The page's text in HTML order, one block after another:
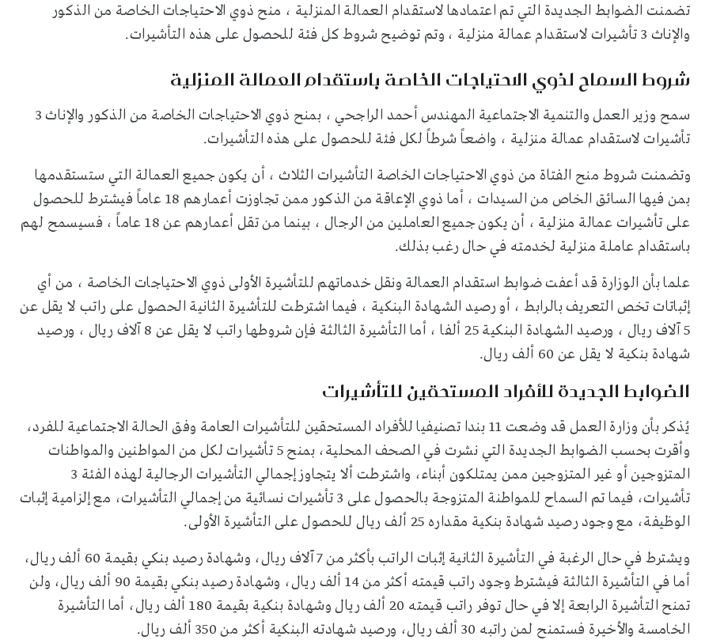
تضمنت الضوابط الجديدة التي تم اعتمادها لاستقدام العمالة المنزلية ، منح ذوي الاحتياجات الخاصة من الذكور
والإناث 3 تأشيرات لاستقدام عمالة منزلية ، وتم توضيح شروط كل فئة للحصول على هذه التأشيرات.
شروط السماح لذوي الاحتياجات الخاصة باستقدام العمالة المنزلية
سمح وزير العمل والتنمية الاجتماعية المهندس أحمد الراجحي ، بمنح ذوي الاحتياجات الخاصة من الذكور والإناث 3
تأشيرات لاستقدام عمالة منزلية ، واضعاً شرطاً لكل فئة للحصول على هذه التأشيرات.
وتضمنت شروط منح الفتاة من ذوي الاحتياجات الخاصة التأشيرات الثلاث ، أن يكون جميع العمالة التي ستستقدمها
بمن فيها السائق الخاص من السيدات ، أما ذوي الإعاقة من الذكور ممن تجاوزت أعمارهم 18 عاماً فيشترط للحصول
على تأشيرات عمالة منزلية ، أن يكون جميع العاملين من الرجال ، بينما من تقل أعمارهم عن 18 عاماً ، فسيسمح لهم
باستقدام عاملة منزلية لخدمته في حال رغب بذلك.
علما بأن الوزارة قد أعفت ضوابط استقدام العمالة ونقل خدماتهم للتأشيرة الأولى ذوي الاحتياجات الخاصة ، من أي
إثباتات تخص التعريف بالرابط ، أو رصيد الشهادة البنكية ، فيما اشترطت للتأشيرة الثانية الحصول على راتب لا يقل عن
5 آلاف ريال ، ورصيد الشهادة البنكية 25 ألفا ، أما التأشيرة الثالثة فإن شروطها راتب لا يقل عن 8 آلاف ريال ، ورصيد
شهادة بنكية لا يقل عن 60 ألف ريال.
الضوابط الجديدة للأفراد المستحقين للتأشيرات
يُذكر بأن وزارة العمل قد وضعت 11 بندا تصنيفيا للأفراد المستحقين للتأشيرات العامة وفق الحالة الاجتماعية للفرد،
وأقرت بحسب الضوابط الجديدة التي نشرت في الصحف المحلية، بمنح 5 تأشيرات لكل من المواطنين والمواطنات
المتزوجين أو غير المتزوجين ممن يمتلكون أبناء، واشترطت ألا يتجاوز إجمالي التأشيرات الرجالية لهذه الفئة 3
تأشيرات، فيما تم السماح للمواطنة المتزوجة بالحصول على 3 تأشيرات نسائية من إجمالي التأشيرات، مع إلزامية إثبات
الوظيفة، مع وجود رصيد شهادة بنكية مقداره 25 ألف ريال للحصول على التأشيرة الأولى.
ويشترط في حال الرغبة في التأشيرة الثانية إثبات الراتب بأكثر من 7 آلاف ريال، وشهادة رصيد بنكي بقيمة 60 ألف ريال،
أما في التأشيرة الثالثة فيشترط وجود راتب قيمته أكثر من 14 ألف ريال، وشهادة رصيد بنكي بقيمة 90 ألف ريال، ولن
تمنح التأشيرة الرابعة إلا في حال توفر راتب قيمته 20 ألف ريال وشهادة بنكية بقيمة 180 ألف ريال، أما التأشيرة
الخامسة والأخيرة فستمنح لمن راتبه 30 ألف ريال، ورصيد شهادته البنكية أكثر من 350 ألف ريال.